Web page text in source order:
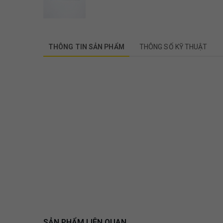
THÔNG TIN SẢN PHẨM THÔNG SỐ KỸ THUẬT